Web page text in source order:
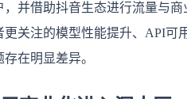
并借助抖音生态进行流量与商
关注的模型性能提升、API可
在明显差异。